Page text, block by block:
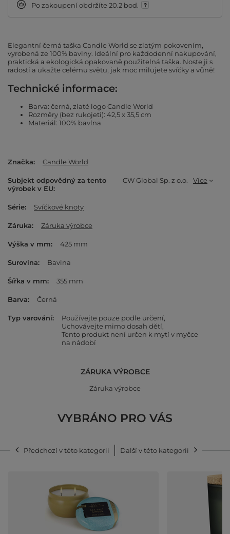
Po zakoupení obdržíte 20.2 bod.
Elegantní černá taška Candle World se zlatým pokovením,
vyrobená ze 100% bavlny. Ideální pro každodenní nakupování,
praktická a ekologická opakovaně použitelná taška. Noste ji s
radostí a ukažte celému světu, jak moc milujete svíčky a vůně!
Technické informace:
Barva: černá, zlaté logo Candle World
Rozměry (bez rukojeti): 42,5 x 35,5 cm
Materiál: 100% bavlna
Značka Candle World
Subjekt odpovědný za tento
výrobek v EU
CW Global Sp. z o.o. Více
Série Svíčkové knoty
Záruka Záruka výrobce
Výška v mm 425 mm
Surovina Bavlna
Šířka v mm 355 mm
Barva Černá
Typ varování
Používejte pouze podle určení
Uchovávejte mimo dosah dětí
Tento produkt není určen k mytí v myčce
na nádobí
ZÁRUKA VÝROBCE
Záruka výrobce
VYBRÁNO PRO VÁS
Předchozí v této kategorii Další v této kategorii